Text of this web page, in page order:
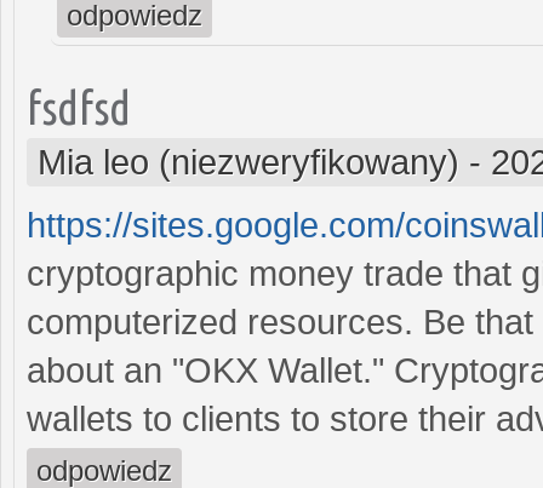
odpowiedz
fsdfsd
Mia leo (niezweryfikowany) -
https://sites.google.com/
cryptographic money trade that
computerized resources. Be
about an "OKX Wallet."
wallets to clients to store their
odpowiedz